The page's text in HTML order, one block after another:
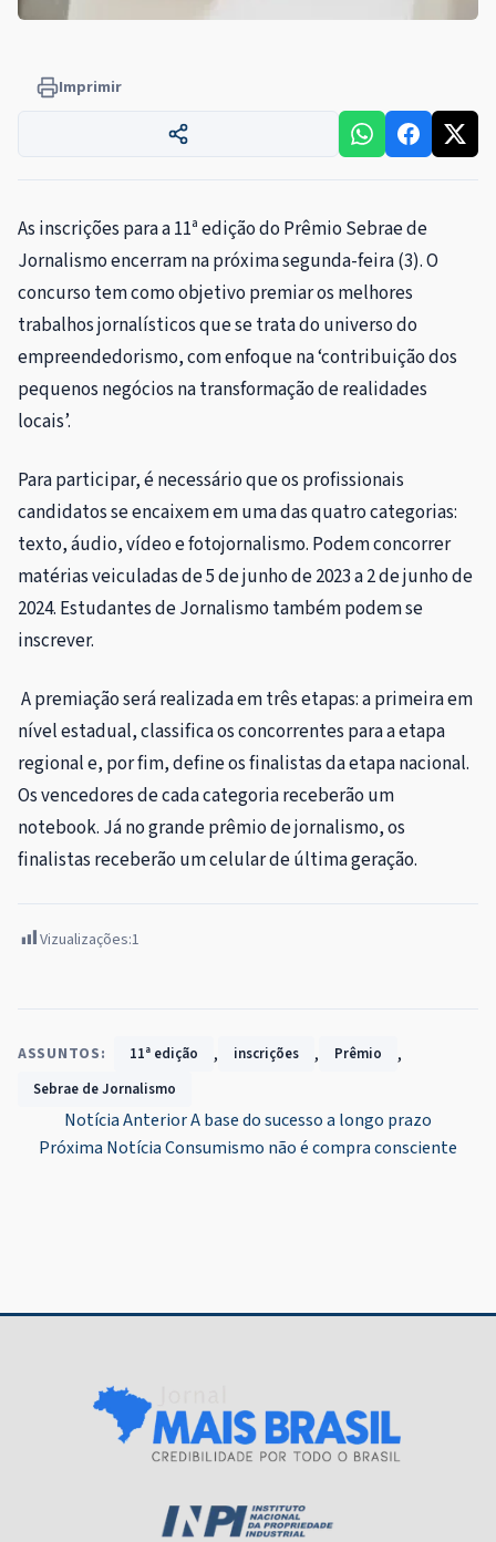
Imprimir
As inscrições para a 11ª edição do Prêmio Sebrae de
Jornalismo encerram na próxima segunda-feira (3). O
concurso tem como objetivo premiar os melhores
trabalhos jornalísticos que se trata do universo do
empreendedorismo, com enfoque na ‘contribuição dos
pequenos negócios na transformação de realidades
locais’.
Para participar, é necessário que os profissionais
candidatos se encaixem em uma das quatro categorias:
texto, áudio, vídeo e fotojornalismo. Podem concorrer
matérias veiculadas de 5 de junho de 2023 a 2 de junho de
2024. Estudantes de Jornalismo também podem se
inscrever.
A premiação será realizada em três etapas: a primeira em
nível estadual, classifica os concorrentes para a etapa
regional e, por fim, define os finalistas da etapa nacional.
Os vencedores de cada categoria receberão um
notebook. Já no grande prêmio de jornalismo, os
finalistas receberão um celular de última geração.
Vizualizações:1
ASSUNTOS: 11ª edição , inscrições , Prêmio ,
Sebrae de Jornalismo
Navegação
Notícia AnteriorA base do sucesso a longo prazo
Próxima NotíciaConsumismo não é compra consciente